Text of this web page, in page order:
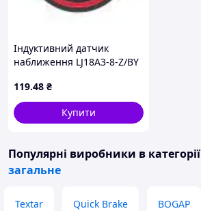
Індуктивний датчик
наближення LJ18A3-8-Z/BY
119.48 ₴
Купити
Популярні виробники в категорії
загальне
Textar Quick Brake BOGAP